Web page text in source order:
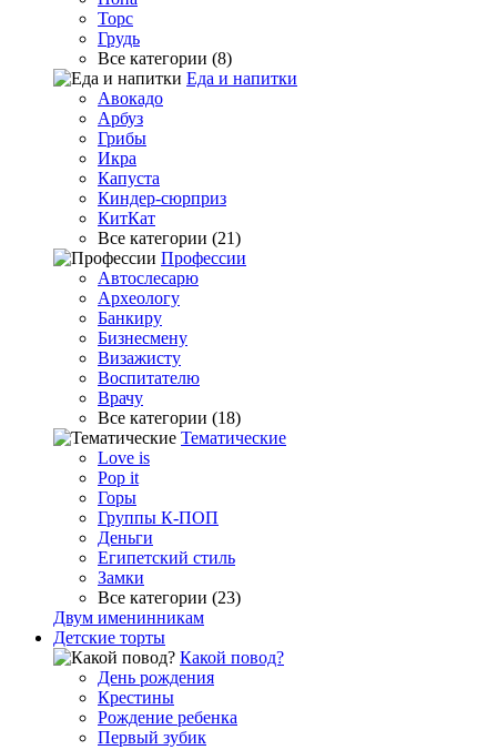
Торс
Грудь
Все категории (8)
Еда и напитки
Авокадо
Арбуз
Грибы
Икра
Капуста
Киндер-сюрприз
КитКат
Все категории (21)
Профессии
Автослесарю
Археологу
Банкиру
Бизнесмену
Визажисту
Воспитателю
Врачу
Все категории (18)
Тематические
Love is
Pop it
Горы
Группы К-ПОП
Деньги
Египетский стиль
Замки
Все категории (23)
Двум именинникам
Детские торты
Какой повод?
День рождения
Крестины
Рождение ребенка
Первый зубик